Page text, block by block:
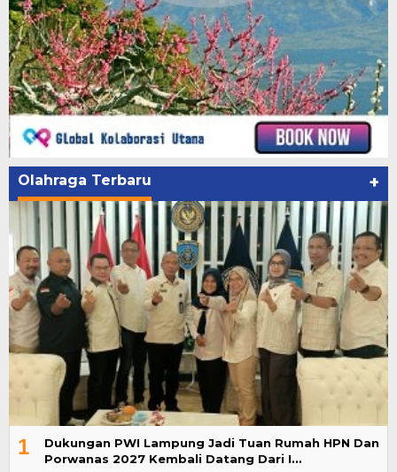
Olahraga Terbaru +
1
Dukungan PWI Lampung Jadi Tuan Rumah HPN Dan
Porwanas 2027 Kembali Datang Dari I…